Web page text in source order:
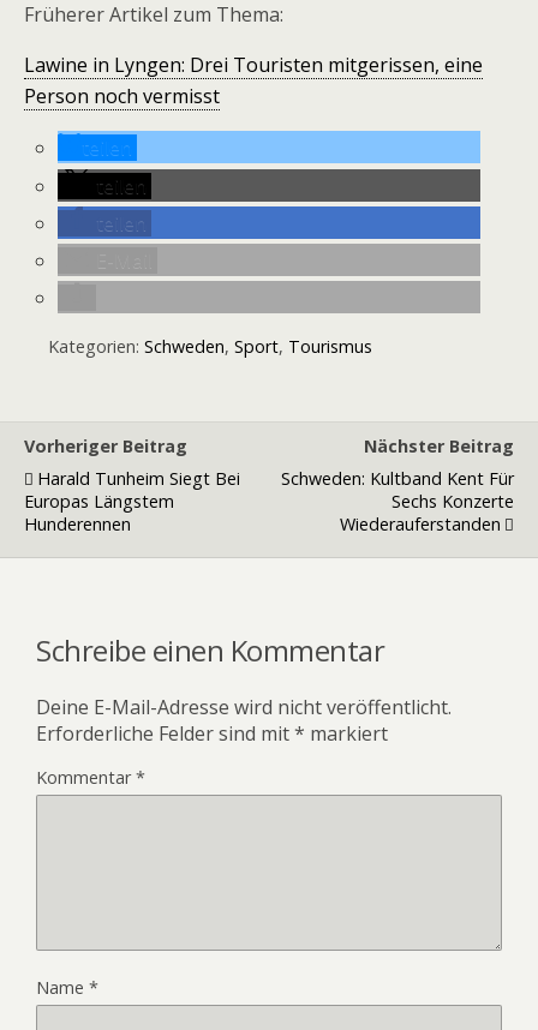
Früherer Artikel zum Thema:
Lawine in Lyngen: Drei Touristen mitgerissen, eine
Person noch vermisst
teilen
teilen
teilen
Kategorien: Schweden, Sport, Tourismus
Vorheriger Beitrag
Harald Tunheim Siegt Bei
Europas Längstem
Hunderennen
Nächster Beitrag
Schweden: Kultband Kent Für
Sechs Konzerte
Wiederauferstanden
Schreibe einen Kommentar
Deine E-Mail-Adresse wird nicht veröffentlicht.
Erforderliche Felder sind mit* markiert
Kommentar*
Name *